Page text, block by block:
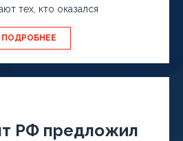
тех, кто оказался
ПОДРОБНЕЕ
РФ предложил